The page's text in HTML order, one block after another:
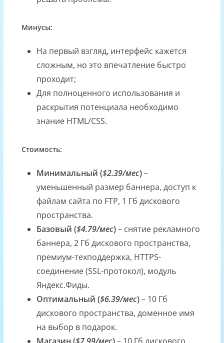
Минусы:
На первый взгляд, интерфейс кажется
сложным, но это впечатление быстро
проходит;
Для полноценного использования и
раскрытия потенциала необходимо
знание HTML/CSS.
Стоимость:
Минимальный ($2.39/мес)–
уменьшенный размер баннера, доступ к
файлам сайта по FTP, 1 Гб дискового
пространства.
Базовый ($4.79/мес)– снятие рекламного
баннера, 2 Гб дискового пространства,
премиум-техподдержка, HTTPS-
соединение (SSL-протокол), модуль
Яндекс.Фиды.
Оптимальный ($6.39/мес)– 10 Гб
дискового пространства, доменное имя
на выбор в подарок.